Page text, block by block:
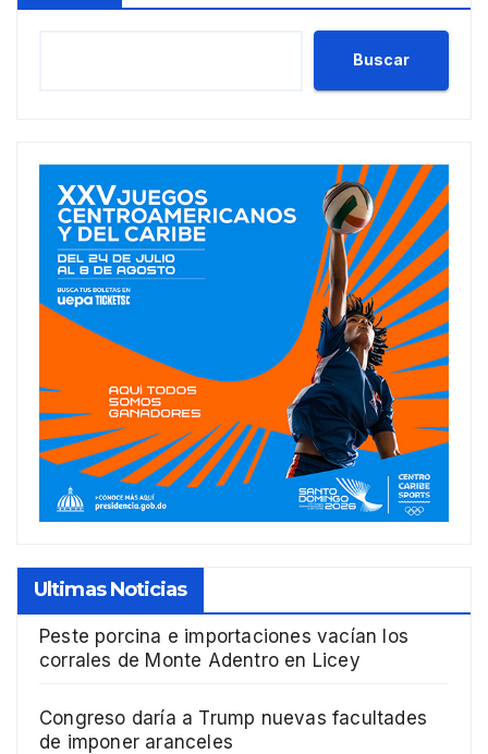
Buscar
Ultimas Noticias
Peste porcina e importaciones vacían los
corrales de Monte Adentro en Licey
Congreso daría a Trump nuevas facultades
de imponer aranceles